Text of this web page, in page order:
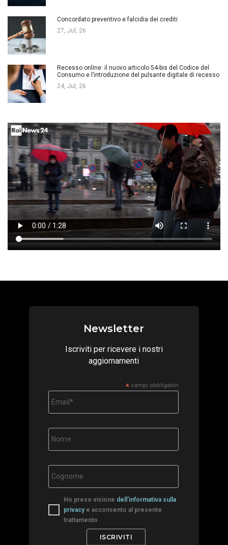
Concordato preventivo e falcidia dei crediti
27, Jul, 26
Recesso online: il nuovo articolo 54-bis del Codice del
Consumo e l’introduzione del pulsante digitale di recesso
24, Jul, 26
Newsletter
Iscriviti per ricevere i nostri
aggiornamenti
*campi obbligatori
Ho preso visione dell'informativa sulla
privacye acconsento al presente
trattamento